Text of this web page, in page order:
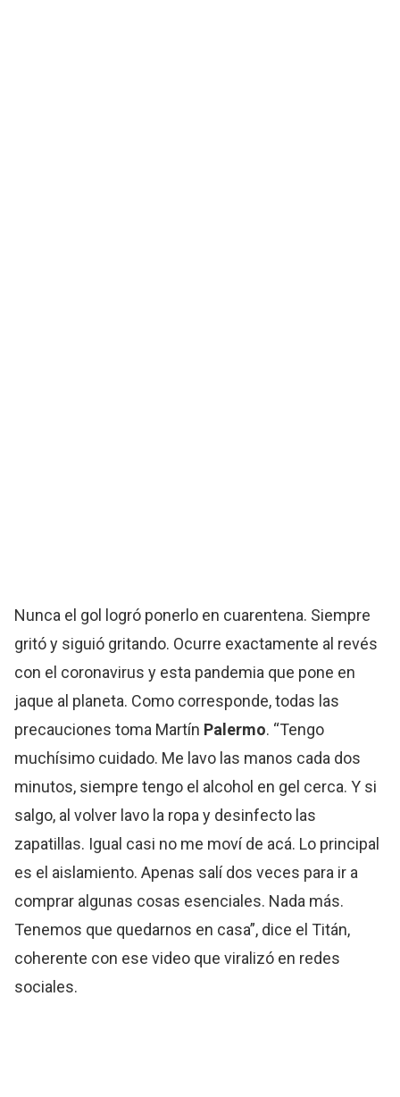
Nunca el gol logró ponerlo en cuarentena. Siempre
gritó y siguió gritando. Ocurre exactamente al revés
con el coronavirus y esta pandemia que pone en
jaque al planeta. Como corresponde, todas las
precauciones toma Martín Palermo. “Tengo
muchísimo cuidado. Me lavo las manos cada dos
minutos, siempre tengo el alcohol en gel cerca. Y si
salgo, al volver lavo la ropa y desinfecto las
zapatillas. Igual casi no me moví de acá. Lo principal
es el aislamiento. Apenas salí dos veces para ir a
comprar algunas cosas esenciales. Nada más.
Tenemos que quedarnos en casa”, dice el Titán,
coherente con ese video que viralizó en redes
sociales.